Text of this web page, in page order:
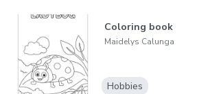
Coloring book
Maidelys Calunga
Hobbies